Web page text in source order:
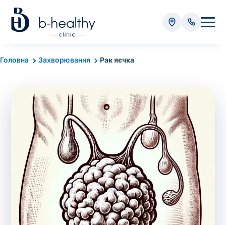
Головна Захворювання Рак яєчка
Аналізи
Вартість забору крові - 50 грн
Вартість забору біоматеріалу (крім крові) - від
35 грн
Всього: 0 грн
Попередній запис на дослідження не
потрібний. Виняток становлять мазки та